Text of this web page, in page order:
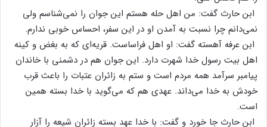
ابن‌ حارث‌ گفت‌: من‌ اهل‌ حله‌ هستم‌ این‌ جوان‌ را نمی‌شناسم‌ ولی‌
نمی‌دانم‌ چرا نسبت‌ به‌ آمدن‌ او در این‌ سفر، احساس‌ خوبی‌ ندارم‌.
ابن‌ عرفه‌ آهسته‌ گفت‌: او اهل‌ فراساست‌. قریه‌ای‌ که‌ به‌ بغض‌ و کینه‌
اهل‌ بیت‌ رسول‌ خدا شهرت‌ دارد. این‌ جوان‌ هم‌ در دشمنی‌ با خاندان‌
پیامبر سرآمد همه‌ مردم‌ است‌ و ستم‌ به‌ زائران‌ عتبات‌ را باعث‌ قرب‌
خودش‌ به‌ خدا می‌داند. عهدی‌ هم‌ که‌ می‌گوید با خدا بسته‌ همین‌
است‌.
ابن‌ حارث‌ جا خورد و گفت‌: با خدا عهد بسته‌ زائران‌ شیعه‌ را آزار